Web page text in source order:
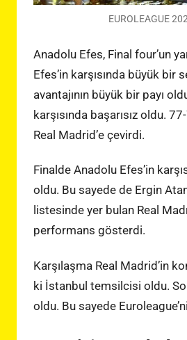
EUROLEAGUE
Anadolu Efes, Final four’un
Efes’in karşısında büyük bir
avantajının büyük bir payı
karşısında başarısız oldu.
Real Madrid’e çevirdi.
Finalde Anadolu Efes’in
oldu. Bu sayede de Ergin
listesinde yer bulan Real
performans gösterdi.
Karşılaşma Real Madrid’in
ki İstanbul temsilcisi oldu.
oldu. Bu sayede